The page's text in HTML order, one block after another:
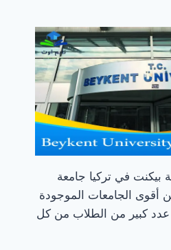
بيكنت في تركيا جامعة
أقوى الجامعات الموجودة
عدد كبير من الطلاب من كل